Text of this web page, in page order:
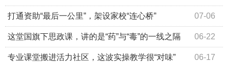
践团”入选2026年“美丽中国·青春行动”绿色长征科考实践活
动专项！
07-06
打通资助“最后一公里”，架设家校“连心桥”
06-22
这堂国旗下思政课，讲的是“药”与“毒”的一线之隔
06-17
专业课堂搬进活力社区，这波实操教学很“对味”